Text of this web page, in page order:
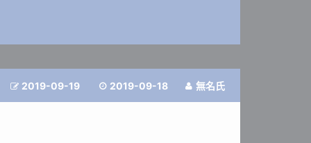
 2019-09-19  2019-09-18  無名氏